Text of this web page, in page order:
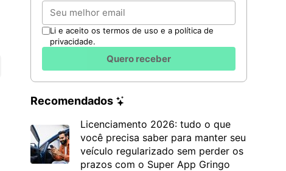
Email
Li e aceito os termos de uso e a política de
privacidade.
Quero receber
Recomendados
Licenciamento 2026: tudo o que
você precisa saber para manter seu
veículo regularizado sem perder os
prazos com o Super App Gringo